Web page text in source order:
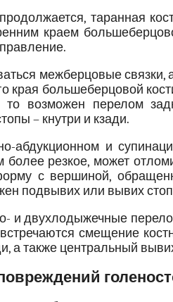
таранная
краем
межберцовые
края большеберцовой
то возможен перелом
– кнутри и кзади.
абдукционном и
более резкое, может
с вершиной,
подвывих или вывих
и двухлодыжечные
смещение
а также центральный